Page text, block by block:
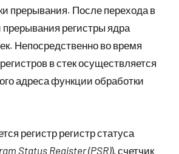
прерывания. После перехода в
регистры ядра
Непосредственно во время
в стек осуществляется
адреса функции обработки
регистр регистр статуса
Status Register (PSR)), счетчик